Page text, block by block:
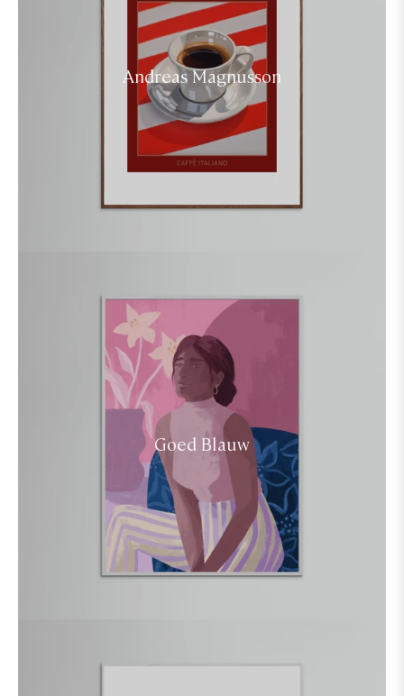
Andreas Magnusson
Goed Blauw